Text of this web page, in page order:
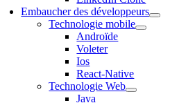
Embaucher des développeurs
Technologie mobile
Androïde
Voleter
Ios
React-Native
Technologie Web
Java